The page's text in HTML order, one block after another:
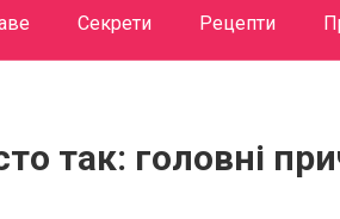
Секрети Рецепти
так: головні